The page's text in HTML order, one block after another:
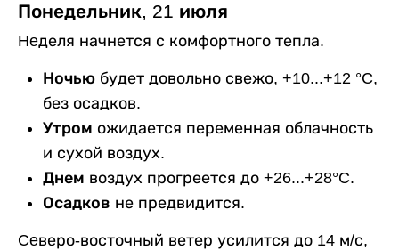
Понедельник, 21 июля
Heделя начнется с комфортного тепла.
Ночью будет довольно свежо, +10...+12 °C,
без осадков.
Утром ожидается переменная облачность
и сухой воздух.
Днем воздух прогреется до +26...+28°C.
Осадков не предвидится.
Ceверо-восточный ветер усилится до 14 м/с,